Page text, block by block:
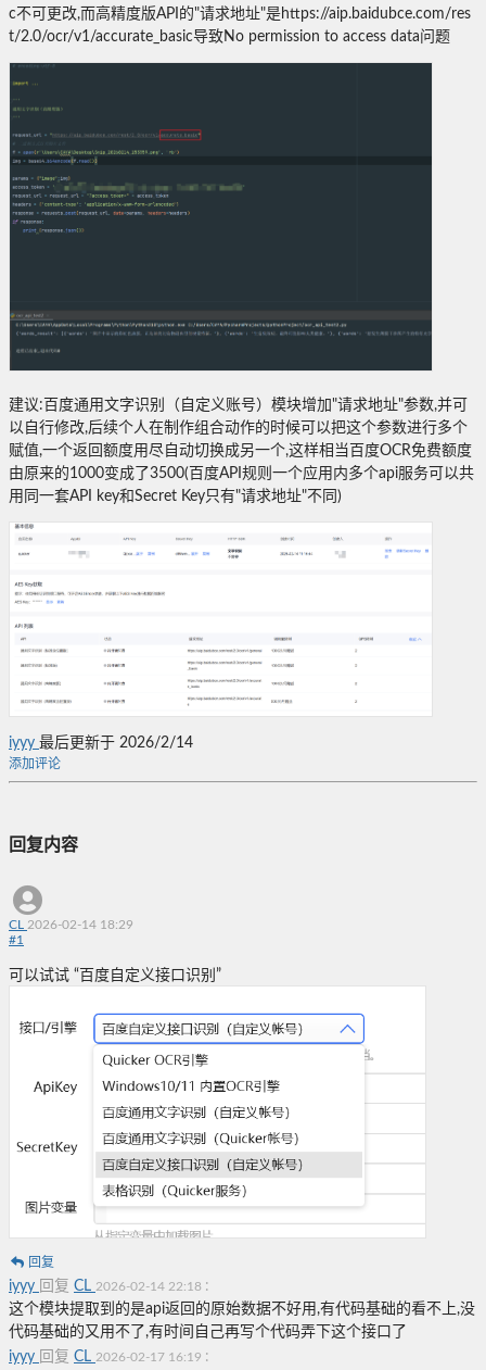
c不可更改,而高精度版API的"请求地址"是https://aip.baidubce.com/res
t/2.0/ocr/v1/accurate_basic导致No permission to access data问题
建议:百度通用文字识别（自定义账号）模块增加"请求地址"参数,并可
以自行修改,后续个人在制作组合动作的时候可以把这个参数进行多个
赋值,一个返回额度用尽自动切换成另一个,这样相当百度OCR免费额度
由原来的1000变成了3500(百度API规则一个应用内多个api服务可以共
用同一套API key和Secret Key只有"请求地址"不同)
iyyy 最后更新于 2026/2/14
添加评论
回复内容
CL 2026-02-14 18:29
#1
可以试试 “百度自定义接口识别”
回复
iyyy 回复 CL 2026-02-14 22:18 :
这个模块提取到的是api返回的原始数据不好用,有代码基础的看不上,没
代码基础的又用不了,有时间自己再写个代码弄下这个接口了
iyyy 回复 CL 2026-02-17 16:19 :